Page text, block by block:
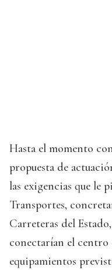
Hasta el momento
propuesta de
las exigencias que le
Transportes,
Carreteras del
conectarían el centro
equipamientos